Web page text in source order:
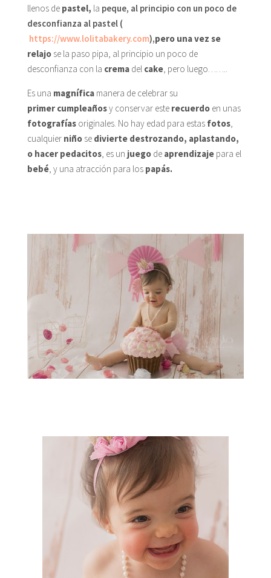
llenos de pastel, la peque, al principio con un poco de
desconfianza al pastel (
https://www.lolitabakery.com),pero una vez se
relajo se la paso pipa, al principio un poco de
desconfianza con la cremadel cake, pero luego……..
Es una magníficamanera de celebrar su
primer cumpleañosy conservar este recuerdoen unas
fotografíasoriginales. No hay edad para estas fotos,
cualquier niñose divierte destrozando, aplastando,
o hacer pedacitos, es un juegode aprendizajepara el
bebé, y una atracción para los papás.